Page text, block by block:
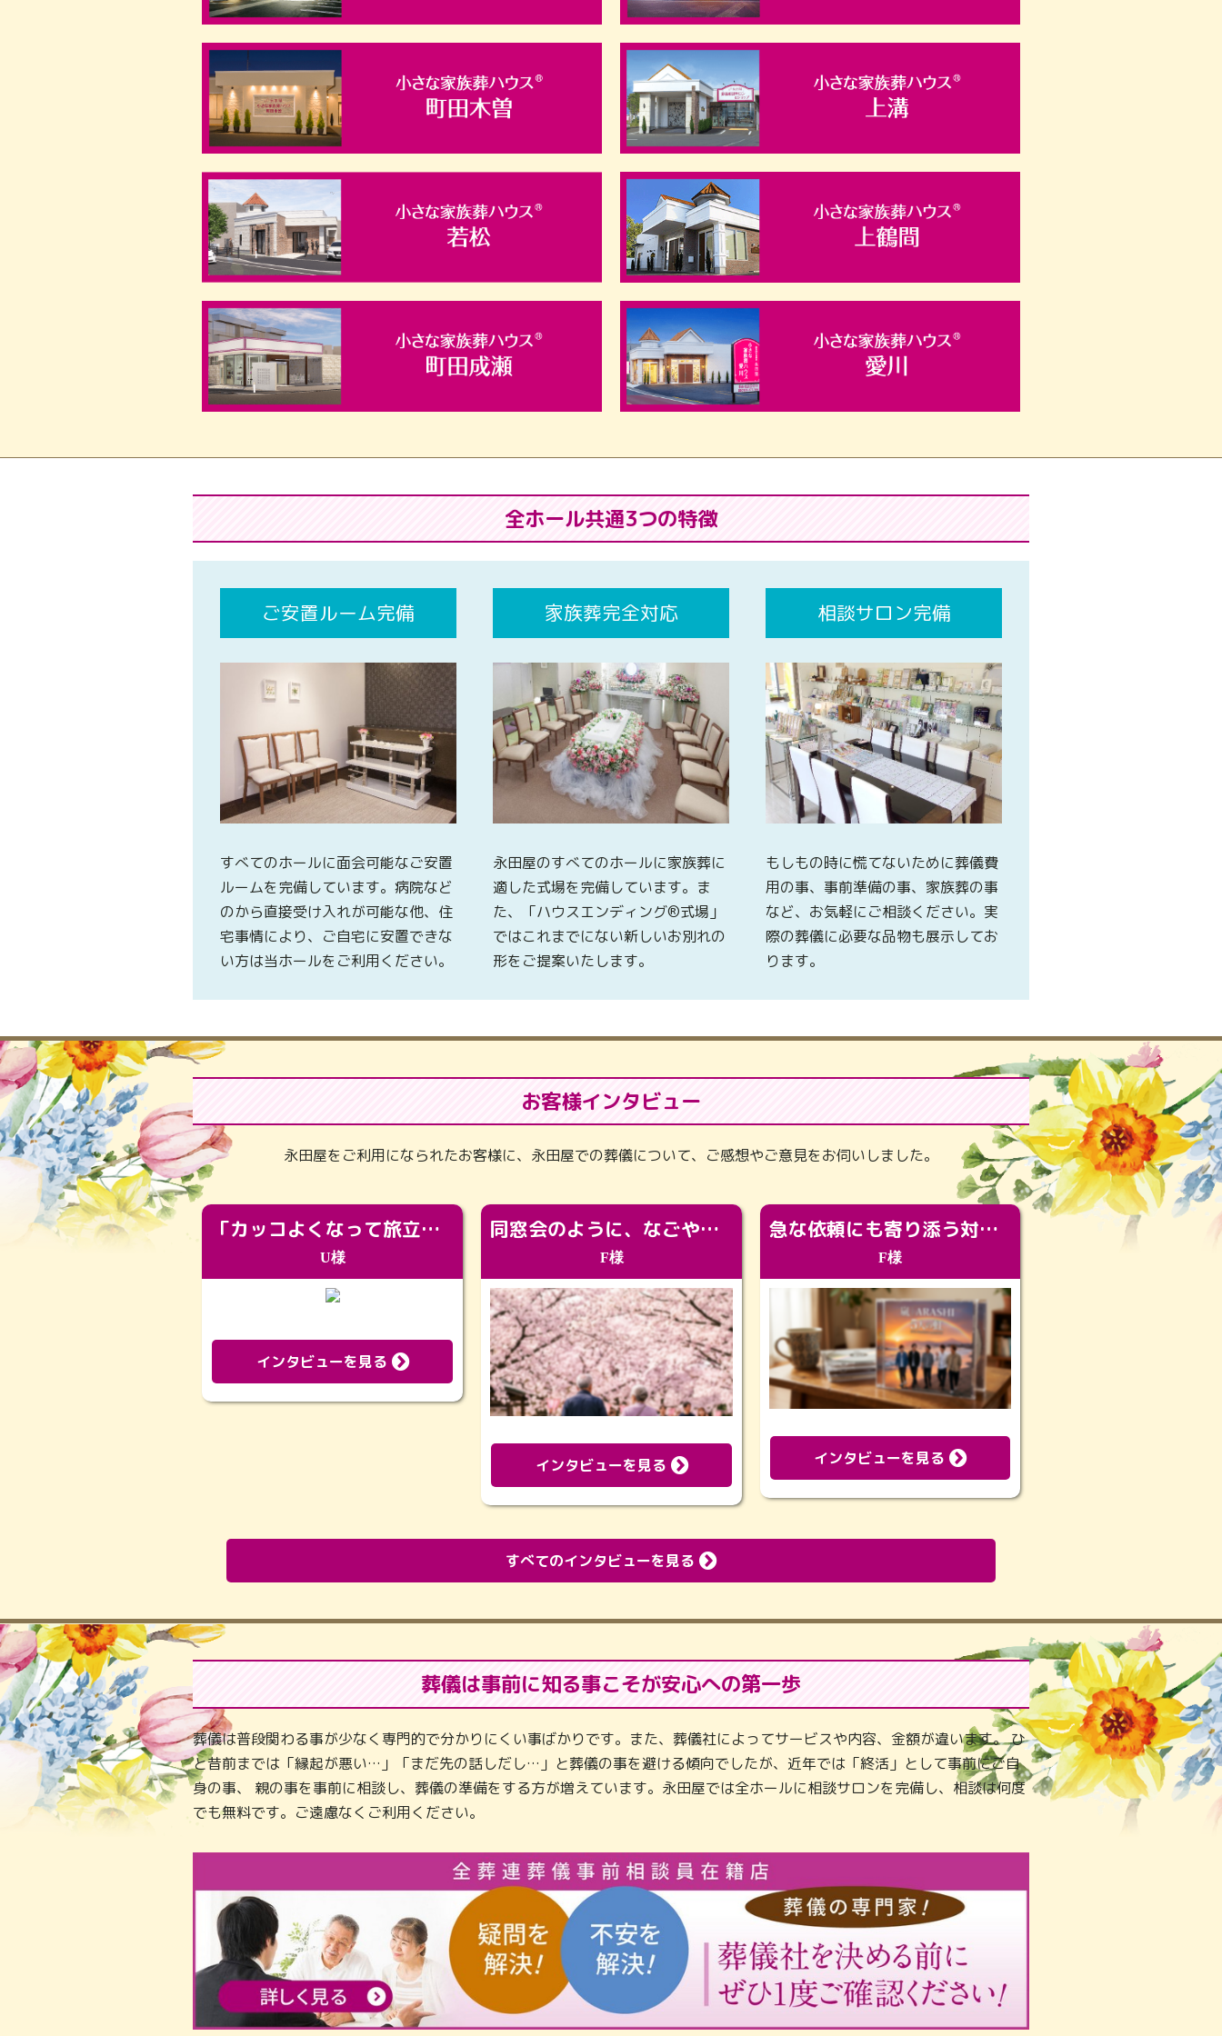
全ホール共通3つの特徴
ご安置ルーム完備
すべてのホールに面会可能なご安置
ルームを完備しています。病院など
のから直接受け入れが可能な他、住
宅事情により、ご自宅に安置できな
い方は当ホールをご利用ください。
家族葬完全対応
永田屋のすべてのホールに家族葬に
適した式場を完備しています。ま
た、「ハウスエンディング®式場」
ではこれまでにない新しいお別れの
形をご提案いたします。
相談サロン完備
もしもの時に慌てないために葬儀費
用の事、事前準備の事、家族葬の事
など、お気軽にご相談ください。実
際の葬儀に必要な品物も展示してお
ります。
お客様インタビュー
永田屋をご利用になられたお客様に、永田屋での葬儀について、ご感想やご意見をお伺いしました。
「カッコよくなって旅立っていってくれました（笑）もっとカッコいいって言ってあげればよかったな」
U様
インタビューを見る
同窓会のように、なごやかに。92歳の旅立ちを彩った、再会と感謝の場
F様
インタビューを見る
急な依頼にも寄り添う対応。メモリアルコーナーで振り返る大切な日々
F様
インタビューを見る
すべてのインタビューを見る
葬儀は事前に知る事こそが安心への第一歩
葬儀は普段関わる事が少なく専門的で分かりにくい事ばかりです。また、葬儀社によってサービスや内容、金額が違います。 ひ
と昔前までは「縁起が悪い…」「まだ先の話しだし…」と葬儀の事を避ける傾向でしたが、近年では「終活」として事前にご自
身の事、 親の事を事前に相談し、葬儀の準備をする方が増えています。永田屋では全ホールに相談サロンを完備し、相談は何度
でも無料です。ご遠慮なくご利用ください。